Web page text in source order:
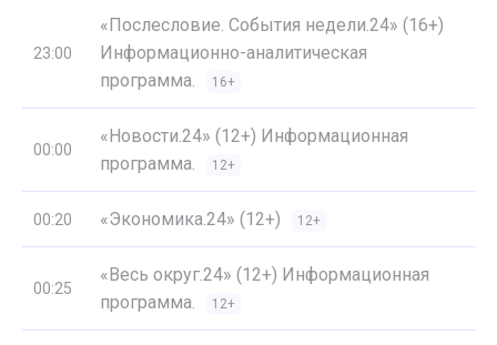
23:00
«Послесловие. События недели.24» (16+)
Информационно-аналитическая
программа.
16+
00:00
«Новости.24» (12+) Информационная
программа.
12+
00:20 «Экономика.24» (12+) 12+
00:25
«Весь округ.24» (12+) Информационная
программа.
12+